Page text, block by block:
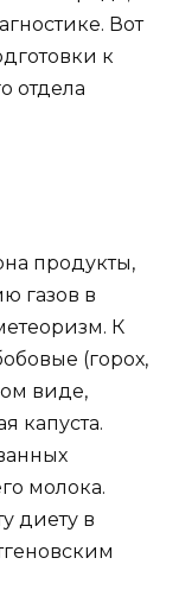
Вот
к
отдела
продукты,
газов в
К
(горох,
виде,
капуста.
молока.
диету в